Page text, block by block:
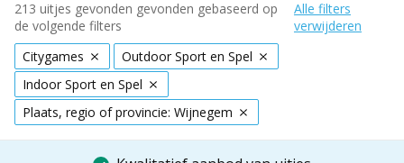
213 uitjes gevonden gevonden gebaseerd op
de volgende filters
Alle filters
verwijderen
Citygames
Outdoor Sport en Spel
Indoor Sport en Spel
Plaats, regio of provincie: Wijnegem